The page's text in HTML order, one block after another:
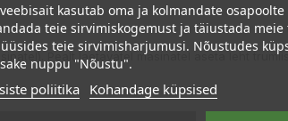
Pealt laetavatel masinatel aseta leht
kasutab oma ja kolmandate
teie sirvimiskogemust ja täiustada meie
teie sirvimisharjumusi. Nõustudes
nuppu "Nõustu".
poliitika Kohandage küpsised